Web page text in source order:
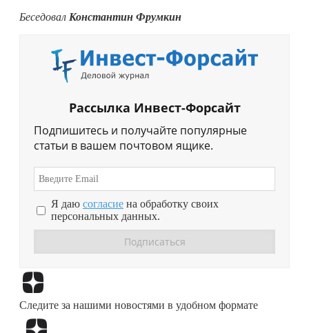
Беседовал Константин Фрумкин
Рассылка Инвест-Форсайт
Подпишитесь и получайте популярные
статьи в вашем почтовом ящике.
Я даю согласие на обработку своих
персональных данных.
Следите за нашими новостями в удобном формате